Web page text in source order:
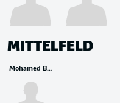
MITTELFELD
Mohamed Belhadj Mahmoud